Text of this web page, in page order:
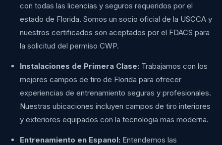
con todas las licencias y seguros requeridos por el
estado de Florida. Somos un socio oficial de la USCCA y
nuestros certificados son aceptados por el FDACS para
la solicitud del permiso CWP.
Instalaciones de Primera Clase: Trabajamos con los
mejores campos de tiro de Florida para ofrecer
experiencias de entrenamiento seguras y profesionales.
Nuestras ubicaciones incluyen campos de tiro interiores
y exteriores equipados con la tecnologia mas moderna.
Entrenamiento en Espanol: Entendemos las